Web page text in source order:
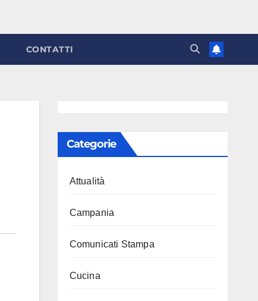
CONTATTI
Categorie
Attualità
Campania
Comunicati Stampa
Cucina